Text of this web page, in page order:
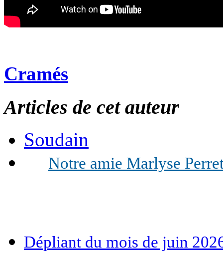
Cramés
Articles de cet auteur
Soudain
Notre amie Marlyse
Dépliant du mois de juin